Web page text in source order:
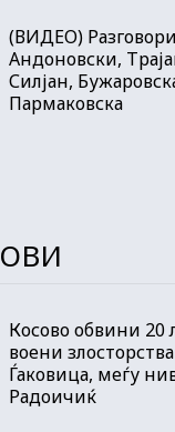
(ВИДЕО)
Андоновски,
Силјан,
Пармаковска
Косово обвини 20
воени
Ѓаковица, меѓу
Радоичиќ